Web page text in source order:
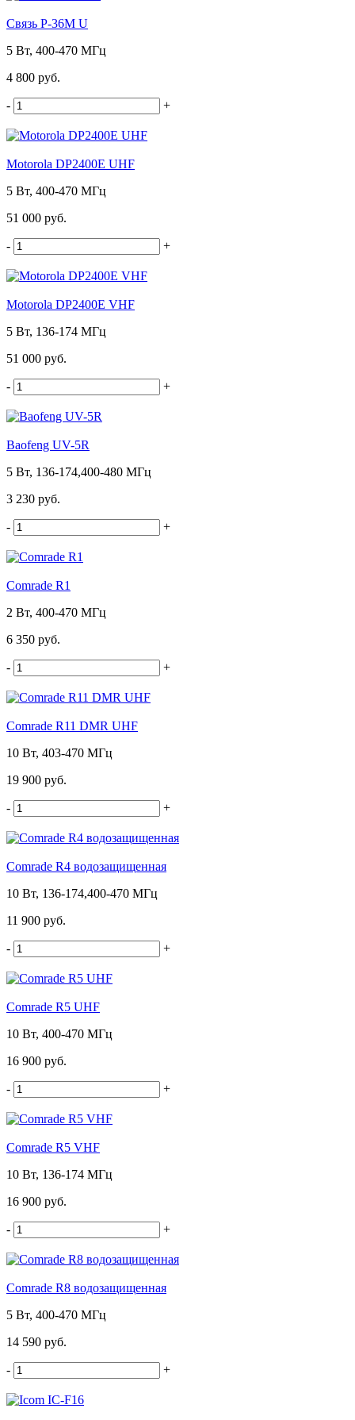
Связь Р-36М U
5 Вт, 400-470 МГц
4 800 руб.
- +
Motorola DP2400E UHF
5 Вт, 400-470 МГц
51 000 руб.
- +
Motorola DP2400E VHF
5 Вт, 136-174 МГц
51 000 руб.
- +
Baofeng UV-5R
5 Вт, 136-174,400-480 МГц
3 230 руб.
- +
Comrade R1
2 Вт, 400-470 МГц
6 350 руб.
- +
Comrade R11 DMR UHF
10 Вт, 403-470 МГц
19 900 руб.
- +
Comrade R4 водозащищенная
10 Вт, 136-174,400-470 МГц
11 900 руб.
- +
Comrade R5 UHF
10 Вт, 400-470 МГц
16 900 руб.
- +
Comrade R5 VHF
10 Вт, 136-174 МГц
16 900 руб.
- +
Comrade R8 водозащищенная
5 Вт, 400-470 МГц
14 590 руб.
- +